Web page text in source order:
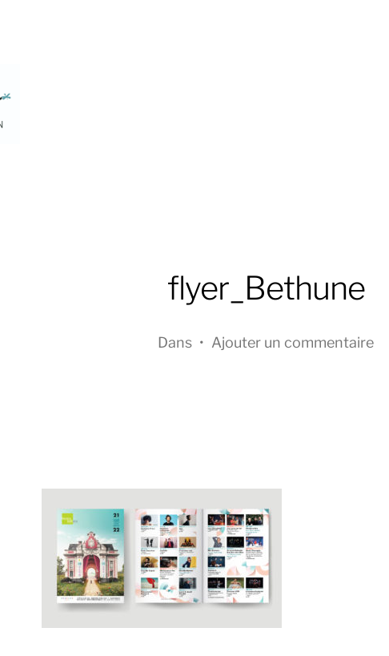
flyer_Bethune
Dans • Ajouter un commentaire